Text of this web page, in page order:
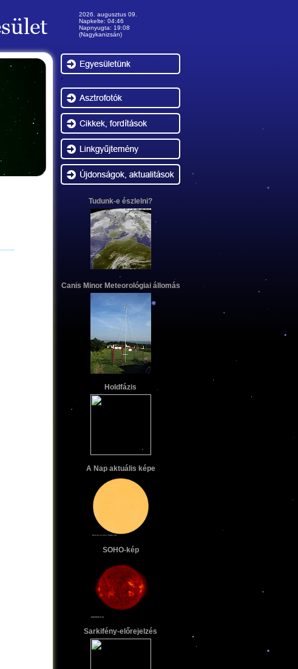
2026. augusztus 09.
Napkelte: 04:46
Napnyugta: 19:08
(Nagykanizsán)
-
Tudunk-e észlelni?
Canis Minor Meteorológiai állomás
Holdfázis
A Nap aktuális képe
SOHO-kép
Sarkifény-előrejelzés